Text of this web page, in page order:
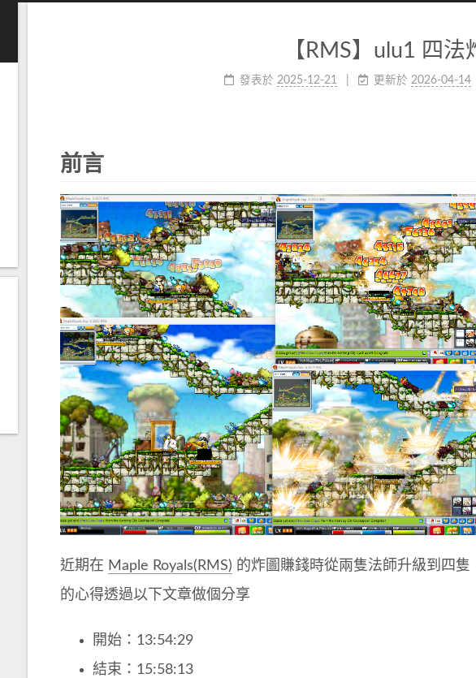
【RMS】ulu1 四法
發表於 2025-12-21 更新於 2026-04-14
前言
近期在 Maple Royals(RMS) 的炸圖賺錢時從兩隻法師升級到四
的心得透過以下文章做個分享
開始：13:54:29
結束：15:58:13